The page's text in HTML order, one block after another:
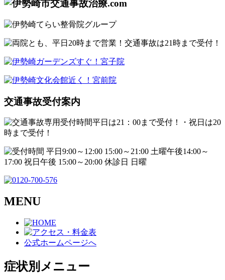
交通事故受付案内
MENU
公式ホームページへ
症状別メニュー